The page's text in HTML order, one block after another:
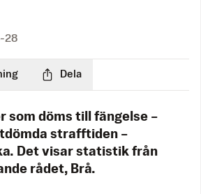
28
Dela
som döms till fängelse –
strafftiden –
Det visar statistik från
rådet, Brå.